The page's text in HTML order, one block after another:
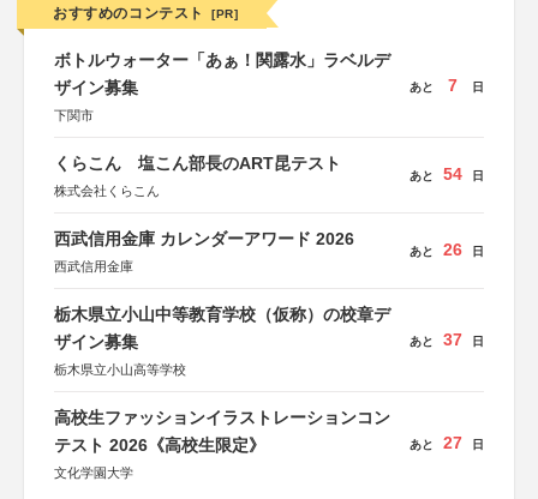
おすすめのコンテスト [PR]
ボトルウォーター「あぁ！関露水」ラベルデ
ザイン募集
下関市
あと 7 日
くらこん 塩こん部長のART昆テスト
株式会社くらこん
あと 54 日
西武信用金庫 カレンダーアワード 2026
西武信用金庫
あと 26 日
栃木県立小山中等教育学校（仮称）の校章デ
ザイン募集
栃木県立小山高等学校
あと 37 日
高校生ファッションイラストレーションコン
テスト 2026《高校生限定》
文化学園大学
あと 27 日